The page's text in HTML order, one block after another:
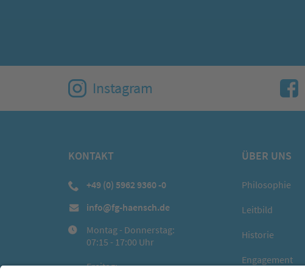
Instagram
ÜBER UNS
Philosophie
Leitbild
Historie
Engagement
KONTAKT
+49 (0) 5962 9360 -0
info@fg-haensch.de
Montag - Donnerstag:
07:15 - 17:00 Uhr
Freitag: